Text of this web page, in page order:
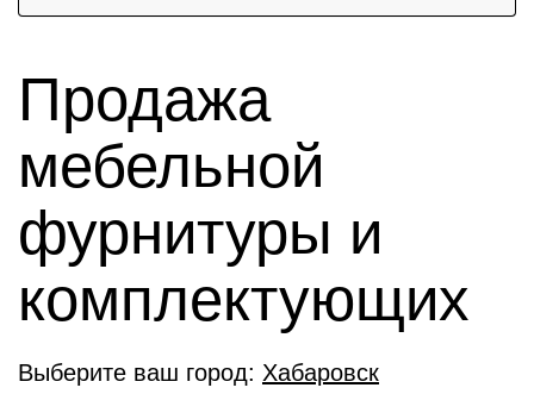
Продажа
мебельной
фурнитуры и
комплектующиx
Выберите ваш город: Хабаровск